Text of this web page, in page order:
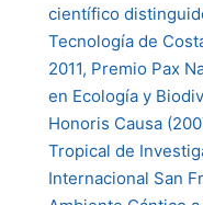
científico
Tecnología de
2011, Premio Pax
en Ecología y
Honoris Causa
Tropical de
Internacional San